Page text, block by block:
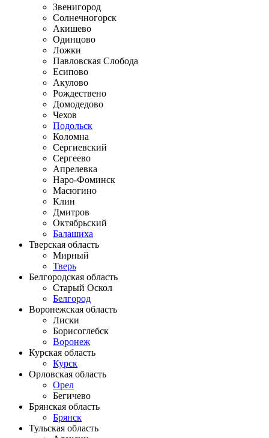
Звенигород
Солнечногорск
Акишево
Одинцово
Ложки
Павловская Слобода
Есипово
Акулово
Рождествено
Домодедово
Чехов
Подольск
Коломна
Сергиевский
Сергеево
Апрелевка
Наро-Фоминск
Масюгино
Клин
Дмитров
Октябрьский
Балашиха
Тверская область
Мирный
Тверь
Белгородская область
Старый Оскол
Белгород
Воронежская область
Лиски
Борисоглебск
Воронеж
Курская область
Курск
Орловская область
Орел
Бегичево
Брянская область
Брянск
Тульская область